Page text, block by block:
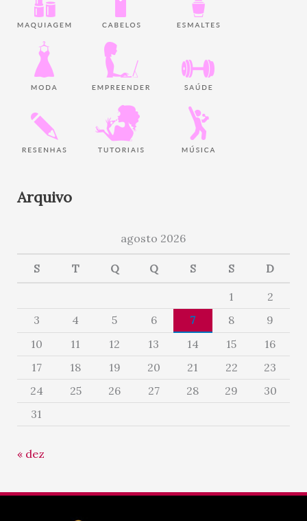
Arquivo
agosto 2026
S T Q Q S S D
1
2
3
4 5 6 7 8
9
10
11 12 13 14 15
16
17
18 19 20 21 22
23
24
25 26 27 28 29
30
31
« dez